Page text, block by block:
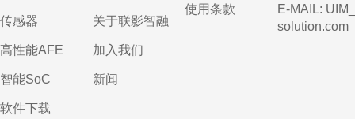
传感器
高性能AFE
智能SoC
软件下载
关于联影智融
加入我们
新闻
使用条款
E-MAIL:
solution.com